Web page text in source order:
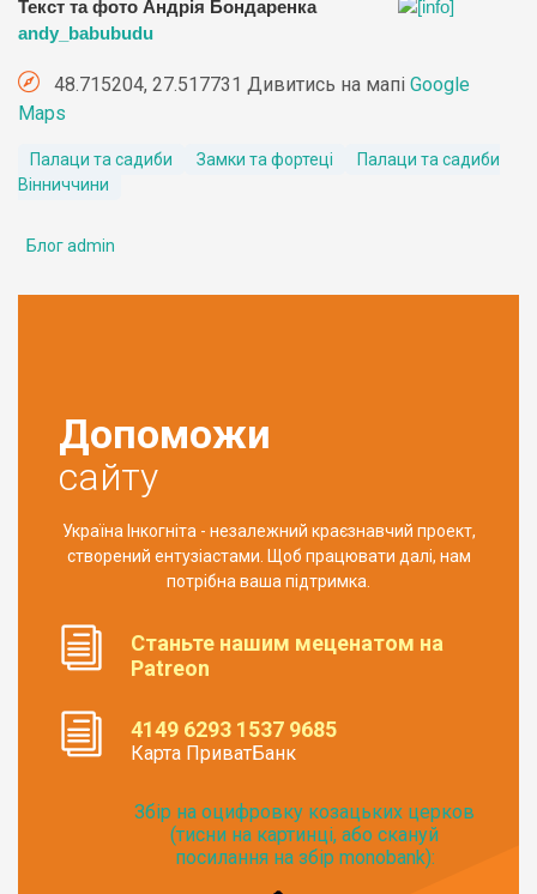
Текст та фото Андрія Бондаренка
andy_babubudu
48.715204, 27.517731 Дивитись на мапі Google
Maps
Палаци та садиби Замки та фортеці
Палаци та садиби
Вінниччини
Блог admin
Допоможи
сайту
Україна Інкогніта - незалежний краєзнавчий проект,
створений ентузіастами. Щоб працювати далі, нам
потрібна ваша підтримка.
Станьте нашим меценатом на
Patreon
4149 6293 1537 9685
Карта ПриватБанк
Збір на оцифровку козацьких церков
(тисни на картинці, або скануй
посилання на збір monobank):